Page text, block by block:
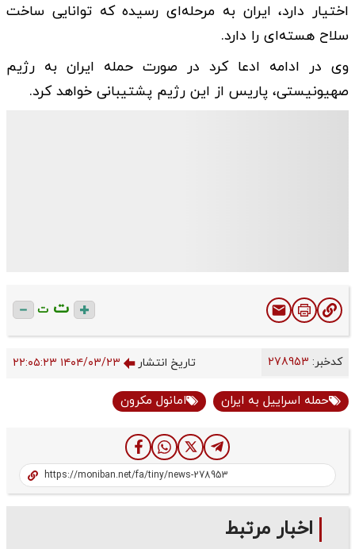
اختیار دارد، ایران به مرحله‌ای رسیده که توانایی ساخت
سلاح هسته‌ای را دارد.
وی در ادامه ادعا کرد در صورت حمله ایران به رژیم
صهیونیستی، پاریس از این رژیم پشتیبانی خواهد کرد.
ت ت
کدخبر: تاریخ انتشار ۱۴۰۴/۰۳/۲۳ ۲۲:۰۵:۲۳
حمله اسراییل به ایران امانول مکرون
اخبار مرتبط